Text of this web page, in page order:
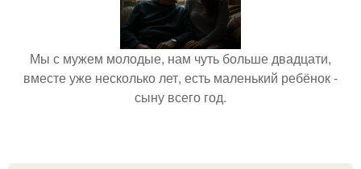
Мы с мужем молодые, нам чуть больше двадцати,
вместе уже несколько лет, есть маленький ребёнок -
сыну всего год.